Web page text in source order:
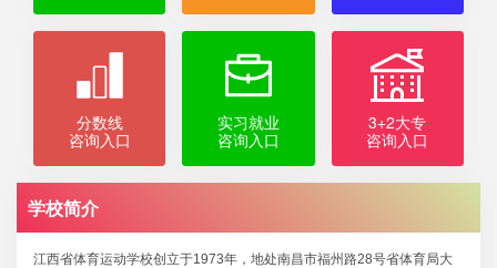
分数线
咨询入口
实习就业
咨询入口
3+2大专
咨询入口
学校简介
江西省体育运动学校创立于1973年，地处南昌市福州路28号省体育局大